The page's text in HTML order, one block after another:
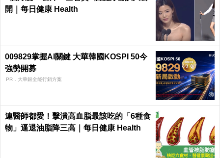
開｜每日健康 Health
009829掌握AI關鍵 大華韓國KOSPI 50今
強勢開募
PR．大華銀全能行銷方案
連醫師都愛！擊潰高血脂最該吃的「6種食
物」逼退油脂降三高｜每日健康 Health